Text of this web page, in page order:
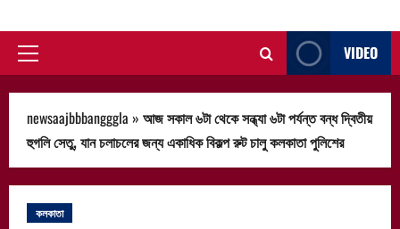
Primary
VIDEO
newsaajbbbangggla » আজ সকাল ৬টা থেকে সন্ধ্যা ৬টা পর্যন্ত বন্ধ দ্বিতীয়
হুগলি সেতু, যান চলাচলের জন্য একাধিক বিকল্প রুট চালু কলকাতা পুলিশের
কলকাতা